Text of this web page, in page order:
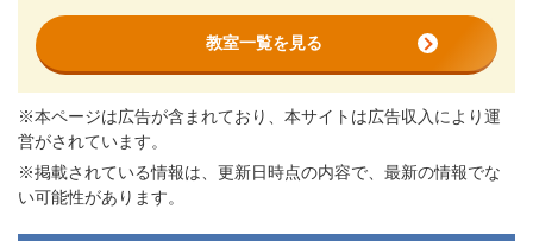
教室一覧を見る
※本ページは広告が含まれており、本サイトは広告収入により運
営がされています。
※掲載されている情報は、更新日時点の内容で、最新の情報でな
い可能性があります。